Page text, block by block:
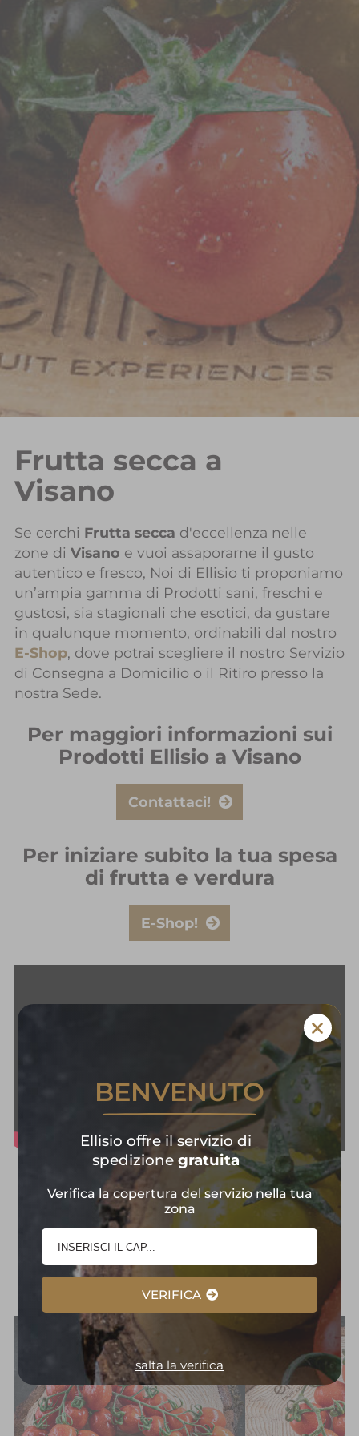
Frutta secca a
Visano
Se cerchi Frutta secca d'eccellenza nelle
zone di Visano e vuoi assaporarne il gusto
autentico e fresco, Noi di Ellisio ti proponiamo
un’ampia gamma di Prodotti sani, freschi e
gustosi, sia stagionali che esotici, da gustare
in qualunque momento, ordinabili dal nostro
E-Shop, dove potrai scegliere il nostro Servizio
di Consegna a Domicilio o il Ritiro presso la
nostra Sede.
Per maggiori informazioni sui
Prodotti Ellisio a Visano
Contattaci!
Per iniziare subito la tua spesa
di frutta e verdura
E-Shop!
Frutta e Verdura in
Primo Piano:
Selezione
d'Eccellenza
BENVENUTO
Ellisio offre il servizio di
spedizione gratuita
Verifica la copertura del servizio nella tua
zona
VERIFICA
salta la verifica